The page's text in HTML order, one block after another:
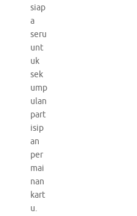
siap
a
seru
unt
uk
sek
ump
ulan
part
isip
an
per
mai
nan
kart
u.